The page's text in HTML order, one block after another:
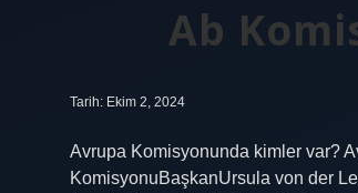
Ab
Tarih: Ekim 2, 2024
Avrupa Komisyonunda kimler var?
KomisyonuBaşkanUrsula von der